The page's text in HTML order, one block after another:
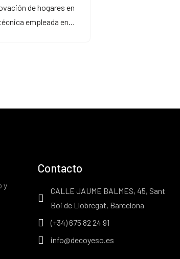
de hogares en
empleada en…
y
Contacto
CALLE JAUME BALMES, 45, Sant
Boi de Llobregat, Barcelona
(+34) 675 82 24 91
info@decoyeso.es